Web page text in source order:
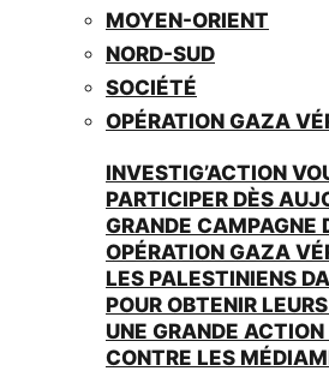
MOYEN-ORIENT
NORD-SUD
SOCIÉTÉ
OPÉRATION GAZA
INVESTIG’ACTION
PARTICIPER DÈS
GRANDE CAMPAGNE
OPÉRATION GAZA
LES PALESTINIENS
POUR OBTENIR
UNE GRANDE
CONTRE LES